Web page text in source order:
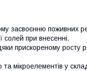
засвоєнню поживних
солей при внесенні.
прискореному росту
мікроелементів у